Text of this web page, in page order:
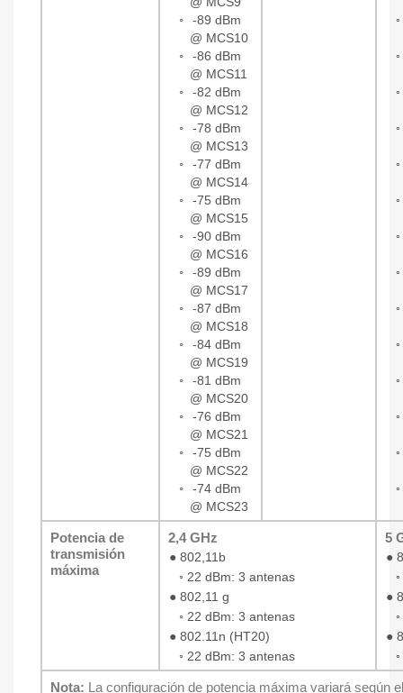
◦
-89 dBm
@ MCS10
◦
-86 dBm
@ MCS11
◦
-82 dBm
@ MCS12
◦
-78 dBm
@ MCS13
◦
-77 dBm
@ MCS14
◦
-75 dBm
@ MCS15
◦
-90 dBm
@ MCS16
◦
-89 dBm
@ MCS17
◦
-87 dBm
@ MCS18
◦
-84 dBm
@ MCS19
◦
-81 dBm
@ MCS20
◦
-76 dBm
@ MCS21
◦
-75 dBm
@ MCS22
◦
-74 dBm
@ MCS23
◦
◦
◦
◦
◦
◦
◦
◦
◦
◦
◦
◦
◦
Potencia de
transmisión
máxima
2,4 GHz
● 802,11b
◦ 22 dBm: 3 antenas
● 802,11 g
◦ 22 dBm: 3 antenas
● 802.11n (HT20)
◦ 22 dBm: 3 antenas
5
●
●
●
Nota: La configuración de potencia máxima variará según